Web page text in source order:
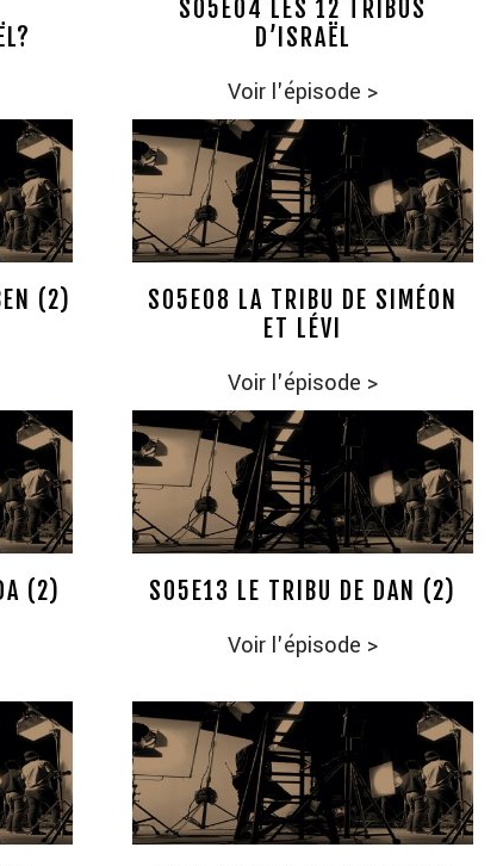
S05E04 LES 12 TRIBUS
D’ISRAËL
Voir l'épisode >
(2)
S05E08 LA TRIBU DE SIMÉON
ET LÉVI
Voir l'épisode >
(2) S05E13 LE TRIBU DE DAN (2)
Voir l'épisode >